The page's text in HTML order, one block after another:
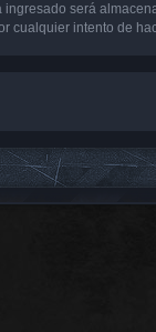
será
cualquier intento de